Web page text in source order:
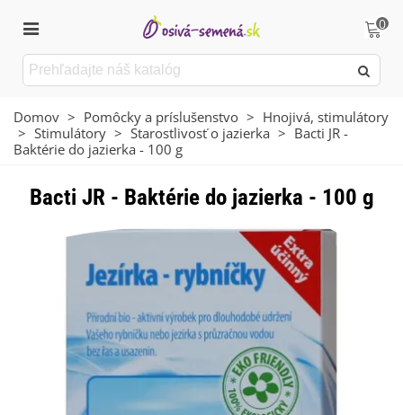
0
Domov > Pomôcky a príslušenstvo > Hnojivá, stimulátory
> Stimulátory > Starostlivosť o jazierka > Bacti JR -
Baktérie do jazierka - 100 g
Bacti JR - Baktérie do jazierka - 100 g